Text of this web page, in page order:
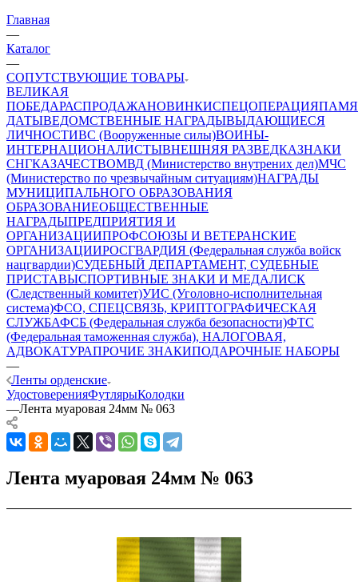
Главная
—
Каталог
—
СОПУТСТВУЮЩИЕ ТОВАРЫ
ВЕЛИКАЯ
ПОБЕДАРАСПРОДАЖАНОВИНКИСПЕЦОПЕРАЦИЯ
ДАТЫВЕДОМСТВЕННЫЕ НАГРАДЫВЫДАЮЩИЕСЯ
ЛИЧНОСТИВС (Вооруженные силы)ВОИНЫ-
ИНТЕРНАЦИОНАЛИСТЫВНЕШНЯЯ РАЗВЕДКАЗНАКИ
СНГКАЗАЧЕСТВОМВД (Министерство внутрених дел)МЧС
(Министерство по чрезвычайным ситуациям)НАГРАДЫ
МУНИЦИПАЛЬНОГО ОБРАЗОВАНИЯ
ОБРАЗОВАНИЕОБЩЕСТВЕННЫЕ
НАГРАДЫПРЕДПРИЯТИЯ И
ОРГАНИЗАЦИИПРОФСОЮЗЫ И ВЕТЕРАНСКИЕ
ОРГАНИЗАЦИИРОСГВАРДИЯ (Федеральная служба войск
нацгвардии)СУДЕБНЫЙ ДЕПАРТАМЕНТ, СУДЕБНЫЕ
ПРИСТАВЫСПОРТИВНЫЕ ЗНАКИ И МЕДАЛИСК
(Следственный комитет)УИС (Уголовно-исполнительная
система)ФСО, СПЕЦСВЯЗЬ, КРИПТОГРАФИЧЕСКАЯ
СЛУЖБАФСБ (Федеральная служба безопасности)ФТС
(Федеральная таможенная служба), НАЛОГОВАЯ,
АДВОКАТУРАПРОЧИЕ ЗНАКИПОДАРОЧНЫЕ НАБОРЫ
—
Ленты орденские
УдостоверенияФутлярыКолодки
—Лента муаровая 24мм № 063
Лента муаровая 24мм № 063